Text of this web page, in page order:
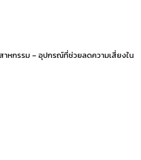
าหกรรม – อุปกรณ์ที่ช่วยลดความเสี่ยงใน